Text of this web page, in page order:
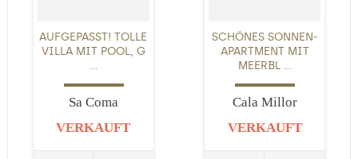
AUFGEPASST! TOLLE
VILLA MIT POOL, G
...
Sa Coma
VERKAUFT
SCHÖNES SONNEN-
APARTMENT MIT
MEERBL ...
Cala Millor
VERKAUFT